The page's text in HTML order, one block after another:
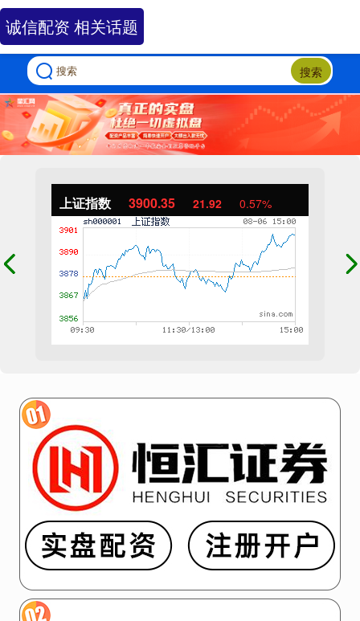
搜索
上证指数 3900.35 21.92 0.57%
诚信配资 相关话题